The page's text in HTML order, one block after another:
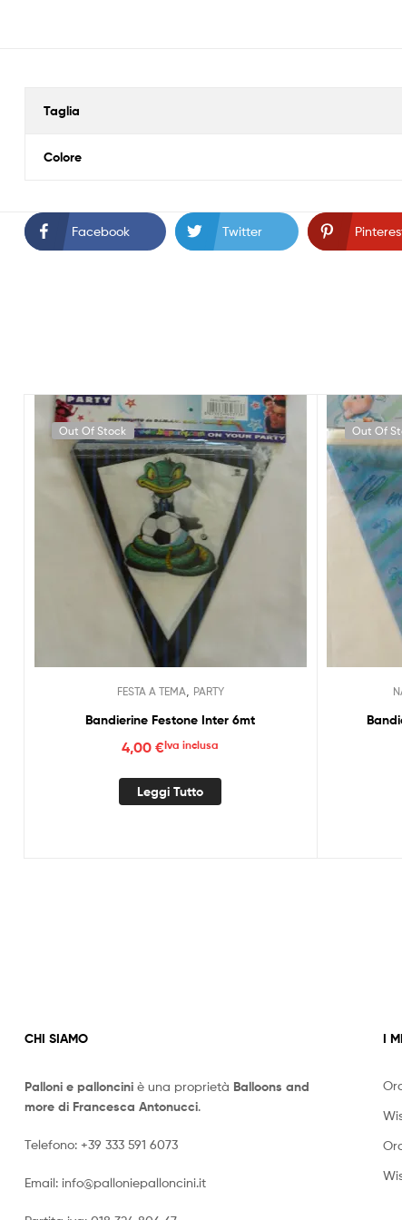
Taglia
Colore
Facebook Twitter
Out Of Stock
FESTA A TEMA PARTY
Bandierine Festone Inter 6mt
4,00€Iva inclusa
Leggi Tutto
Out Of
CHI SIAMO
Palloni e palloncini è una proprietà Balloons and
more di Francesca Antonucci.
Telefono: +39 333 591 6073
Email: info@palloniepalloncini.it
I